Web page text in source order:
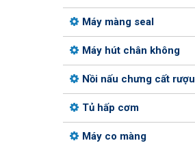
Máy màng seal
Máy hút chân không
Nồi nấu chưng cất rượu
Tủ hấp cơm
Máy co màng